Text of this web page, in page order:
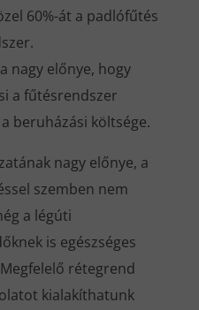
60%-át a padlófűtés
nagy előnye, hogy
a fűtésrendszer
beruházási költsége.
nagy előnye, a
szemben nem
a légúti
is egészséges
rétegrend
kialakíthatunk